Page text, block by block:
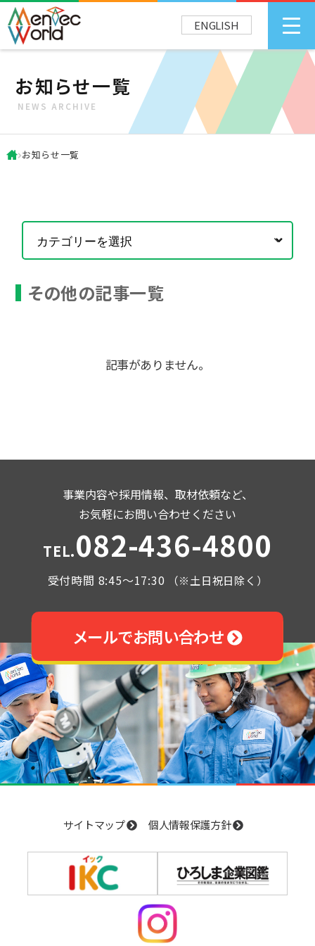
ENGLISH
お知らせ一覧
NEWS ARCHIVE
お知らせ一覧
その他の記事一覧
記事がありません。
事業内容や採用情報、取材依頼など、
お気軽にお問い合わせください
TEL.082-436-4800
受付時間 8:45～17:30 （※土日祝日除く）
メールでお問い合わせ
サイトマップ 個人情報保護方針